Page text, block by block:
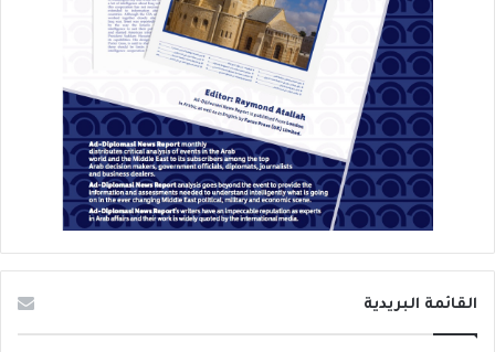
القائمة البريدية